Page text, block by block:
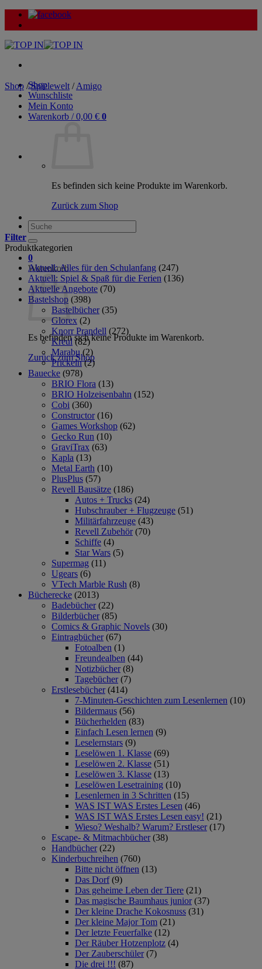
Zum
Inhalt
Shop
Wunschliste
Mein Konto
Warenkorb /0,00 € 0
Es befinden sich keine Produkte im Warenkorb.
Zurück zum Shop
Suche
nach:
0
Warenkorb
Es befinden sich keine Produkte im Warenkorb.
Zurück zum Shop
Shop / Spielewelt / Amigo
Filter
Produktkategorien
Aktuell: Alles für den Schulanfang (247)
Aktuell: Spiel & Spaß für die Ferien (136)
Aktuelle Angebote (70)
Bastelshop (398)
Bastelbücher (35)
Glorex (2)
Knorr Prandell (272)
Kreul (82)
Marabu (2)
Prickeln (2)
Bauecke (978)
BRIO Flora (13)
BRIO Holzeisenbahn (152)
Cobi (360)
Constructor (16)
Games Workshop (62)
Gecko Run (10)
GraviTrax (63)
Kapla (13)
Metal Earth (10)
PlusPlus (57)
Revell Bausätze (186)
Autos + Trucks (24)
Hubschrauber + Flugzeuge (51)
Militärfahrzeuge (43)
Revell Zubehör (70)
Schiffe (4)
Star Wars (5)
Supermag (11)
Ugears (6)
VTech Marble Rush (8)
Bücherecke (2013)
Badebücher (22)
Bilderbücher (85)
Comics & Graphic Novels (30)
Eintragbücher (67)
Fotoalben (1)
Freundealben (44)
Notizbücher (8)
Tagebücher (7)
Erstlesebücher (414)
7-Minuten-Geschichten zum Lesenlernen (10)
Bildermaus (56)
Bücherhelden (83)
Einfach Lesen lernen (9)
Leselernstars (9)
Leselöwen 1. Klasse (69)
Leselöwen 2. Klasse (51)
Leselöwen 3. Klasse (13)
Leselöwen Lesetraining (10)
Lesenlernen in 3 Schritten (15)
WAS IST WAS Erstes Lesen (46)
WAS IST WAS Erstes Lesen easy! (21)
Wieso? Weshalb? Warum? Erstleser (17)
Escape- & Mitmachbücher (38)
Handbücher (22)
Kinderbuchreihen (760)
Bitte nicht öffnen (13)
Das Dorf (9)
Das geheime Leben der Tiere (21)
Das magische Baumhaus junior (37)
Der kleine Drache Kokosnuss (31)
Der kleine Major Tom (21)
Der letzte Feuerfalke (12)
Der Räuber Hotzenplotz (4)
Der Zauberschüler (7)
Die drei !!! (87)